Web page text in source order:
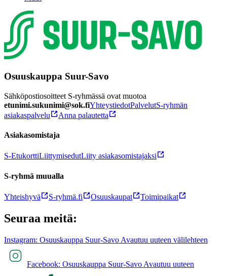
Osuuskauppa Suur-Savo
Sähköpostiosoitteet S-ryhmässä ovat muotoa
etunimi.sukunimi@sok.fiYhteystiedotPalvelutS-ryhmän
asiakaspalvelu
Anna palautetta
Asiakasomistaja
S-EtukorttiLiittymisedutLiity asiakasomistajaksi
S-ryhmä muualla
Yhteishyvä S-ryhmä.fi Osuuskaupat Toimipaikat
Seuraa meitä:
Instagram: Osuuskauppa Suur-Savo Avautuu uuteen välilehteen
Facebook: Osuuskauppa Suur-Savo Avautuu uuteen